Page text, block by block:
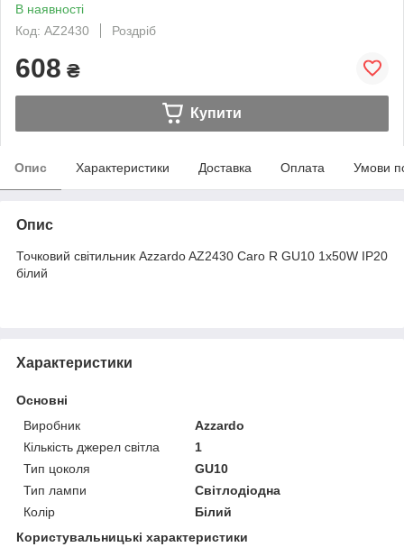
В наявності
Код: AZ2430
Роздріб
608 ₴
Купити
Опис Характеристики Доставка Оплата Умови
Опис
Точковий світильник Azzardo AZ2430 Caro R GU10 1x50W IP20
білий
Характеристики
Основні
Виробник
Azzardo
Кількість джерел світла
1
Тип цоколя
GU10
Тип лампи
Світлодіодна
Колір
Білий
Користувальницькі характеристики